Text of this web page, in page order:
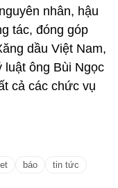
nhân, hậu
tác, đóng góp
dầu Việt Nam,
luật ông Bùi Ngọc
cả các chức vụ
báo
tin tức